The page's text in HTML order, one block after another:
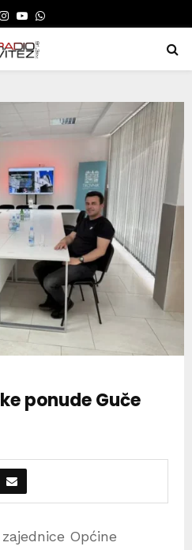
INSTAGRAM
YOUTUBE
WHATSAPP
ponude Guče
Općine